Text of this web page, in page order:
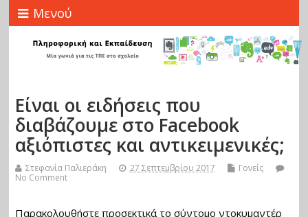
Μενού
Είναι οι ειδήσεις που
διαβάζουμε στο Facebook
αξιόπιστες και αντικειμενικές;
Στεφανία Παλιεράκη 27 Σεπτεμβρίου 2017
Γονείς
No Comment
Παρακολουθήστε προσεκτικά το σύντομο ντοκυμαντέρ